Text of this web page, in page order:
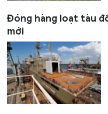
Đóng hàng loạt tàu
mới